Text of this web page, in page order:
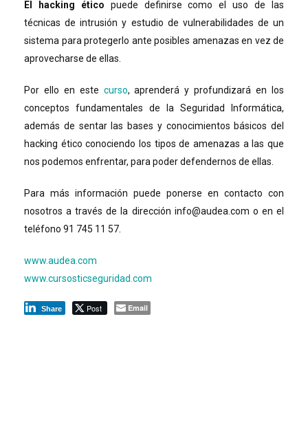
El hacking ético puede definirse como el uso de las
técnicas de intrusión y estudio de vulnerabilidades de un
sistema para protegerlo ante posibles amenazas en vez de
aprovecharse de ellas.
Por ello en este curso, aprenderá y profundizará en los
conceptos fundamentales de la Seguridad Informática,
además de sentar las bases y conocimientos básicos del
hacking ético conociendo los tipos de amenazas a las que
nos podemos enfrentar, para poder defendernos de ellas.
Para más información puede ponerse en contacto con
nosotros a través de la dirección info@audea.com o en el
teléfono 91 745 11 57.
www.audea.com
www.cursosticseguridad.com
Share Post Email